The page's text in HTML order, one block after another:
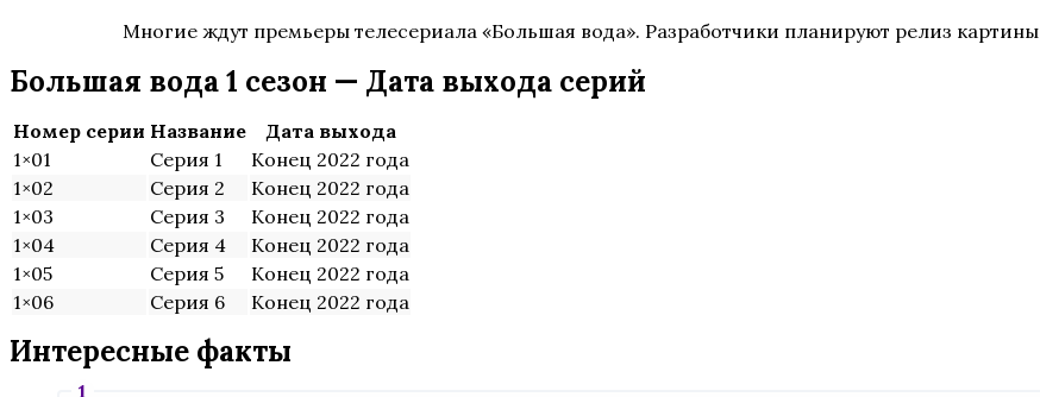
Многие ждут премьеры телесериала «Большая вода». Разработчики планируют релиз картины
Большая вода 1 сезон — Дата выхода серий
Номер серии Название
Дата выхода
1×01
Серия 1
Конец 2022 года
1×02
Серия 2
Конец 2022 года
1×03
Серия 3
Конец 2022 года
1×04
Серия 4
Конец 2022 года
1×05
Серия 5
Конец 2022 года
1×06
Серия 6 Конец 2022 года
Интересные факты